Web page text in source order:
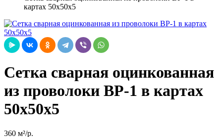
картах 50х50х5
Сетка сварная оцинкованная
из проволоки ВР-1 в картах
50х50х5
360 м²/р.